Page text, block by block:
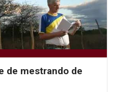
de mestrando de